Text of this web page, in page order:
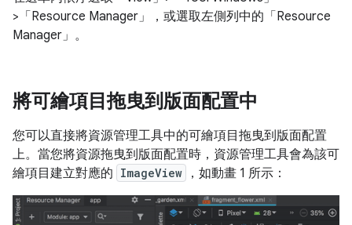
>「Resource Manager」
，或選取左側列中的「Resource
Manager」 。
將可繪項目拖曳到版面配置中
您可以直接將資源管理工具中的可繪項目拖曳到版面配置
上。當您將資源拖曳到版面配置時，資源管理工具會為該可
繪項目建立對應的 ImageView ，如動畫 1 所示：